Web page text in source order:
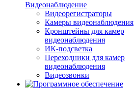
Видеонаблюдение
Видеорегистраторы
Камеры видеонаблюдения
Кронштейны для камер
видеонаблюдения
ИК-подсветка
Переходники для камер
видеонаблюдения
Видеозвонки